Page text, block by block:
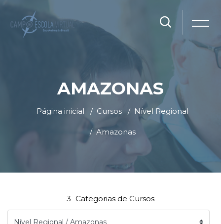
AMAZONAS
Página inicial Cursos Nível Regional
Amazonas
3 Categorias de Cursos